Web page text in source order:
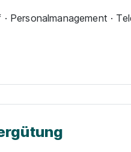
Personalmanagement ·